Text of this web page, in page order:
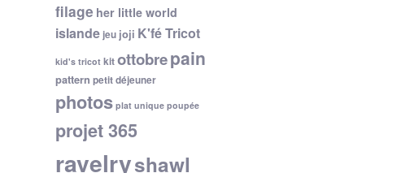
filage her little world
islande jeu joji K'fé Tricot
kid's tricot kitottobrepain
pattern petit déjeuner
photos plat unique poupée
projet 365
ravelryshawl